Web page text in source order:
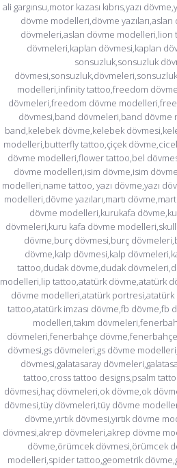
ali gargınsu,motor kazası kıbrıs,yazı
dövme modelleri,dövme
dövmeleri,aslan dövme modelleri,lion
dövmeleri,kaplan dövmesi,kaplan
sonsuzluk,sonsuzluk
modelleri,infinity tattoo,freedom
dövmeleri,freedom dövme
dövmesi,band dövmeleri,band
band,kelebek dövme,kelebek
modelleri,butterfly tattoo,çiçek
dövme modelleri,flower tattoo,bel
dövme modelleri,isim dövme,isim
modelleri,name tattoo, yazı dövme,yazı
modelleri,dövme yazıları,martı
dövme modelleri,kurukafa
dövmeleri,kuru kafa dövme
dövme,burç dövmesi,burç
dövme,kalp dövmesi,kalp
tattoo,dudak dövme,dudak
modelleri,lip tattoo,atatürk dövme,atatürk
dövme modelleri,atatürk portresi,atatürk
tattoo,atatürk imzası dövme,fb dövme,fb
modelleri,takım
dövmeleri,fenerbahçe
dövmesi,gs dövmeleri,gs dövme
dövmesi,galatasaray
tattoo,cross tattoo designs,psalm
dövmesi,haç dövmeleri,ok dövme,ok
dövmesi,tüy dövmeleri,tüy dövme
dövme,yırtık dövmesi,yırtık dövme
dövmesi,akrep dövmeleri,akrep dövme
dövme,örümcek dövmesi,örümcek
modelleri,spider tattoo,geometrik